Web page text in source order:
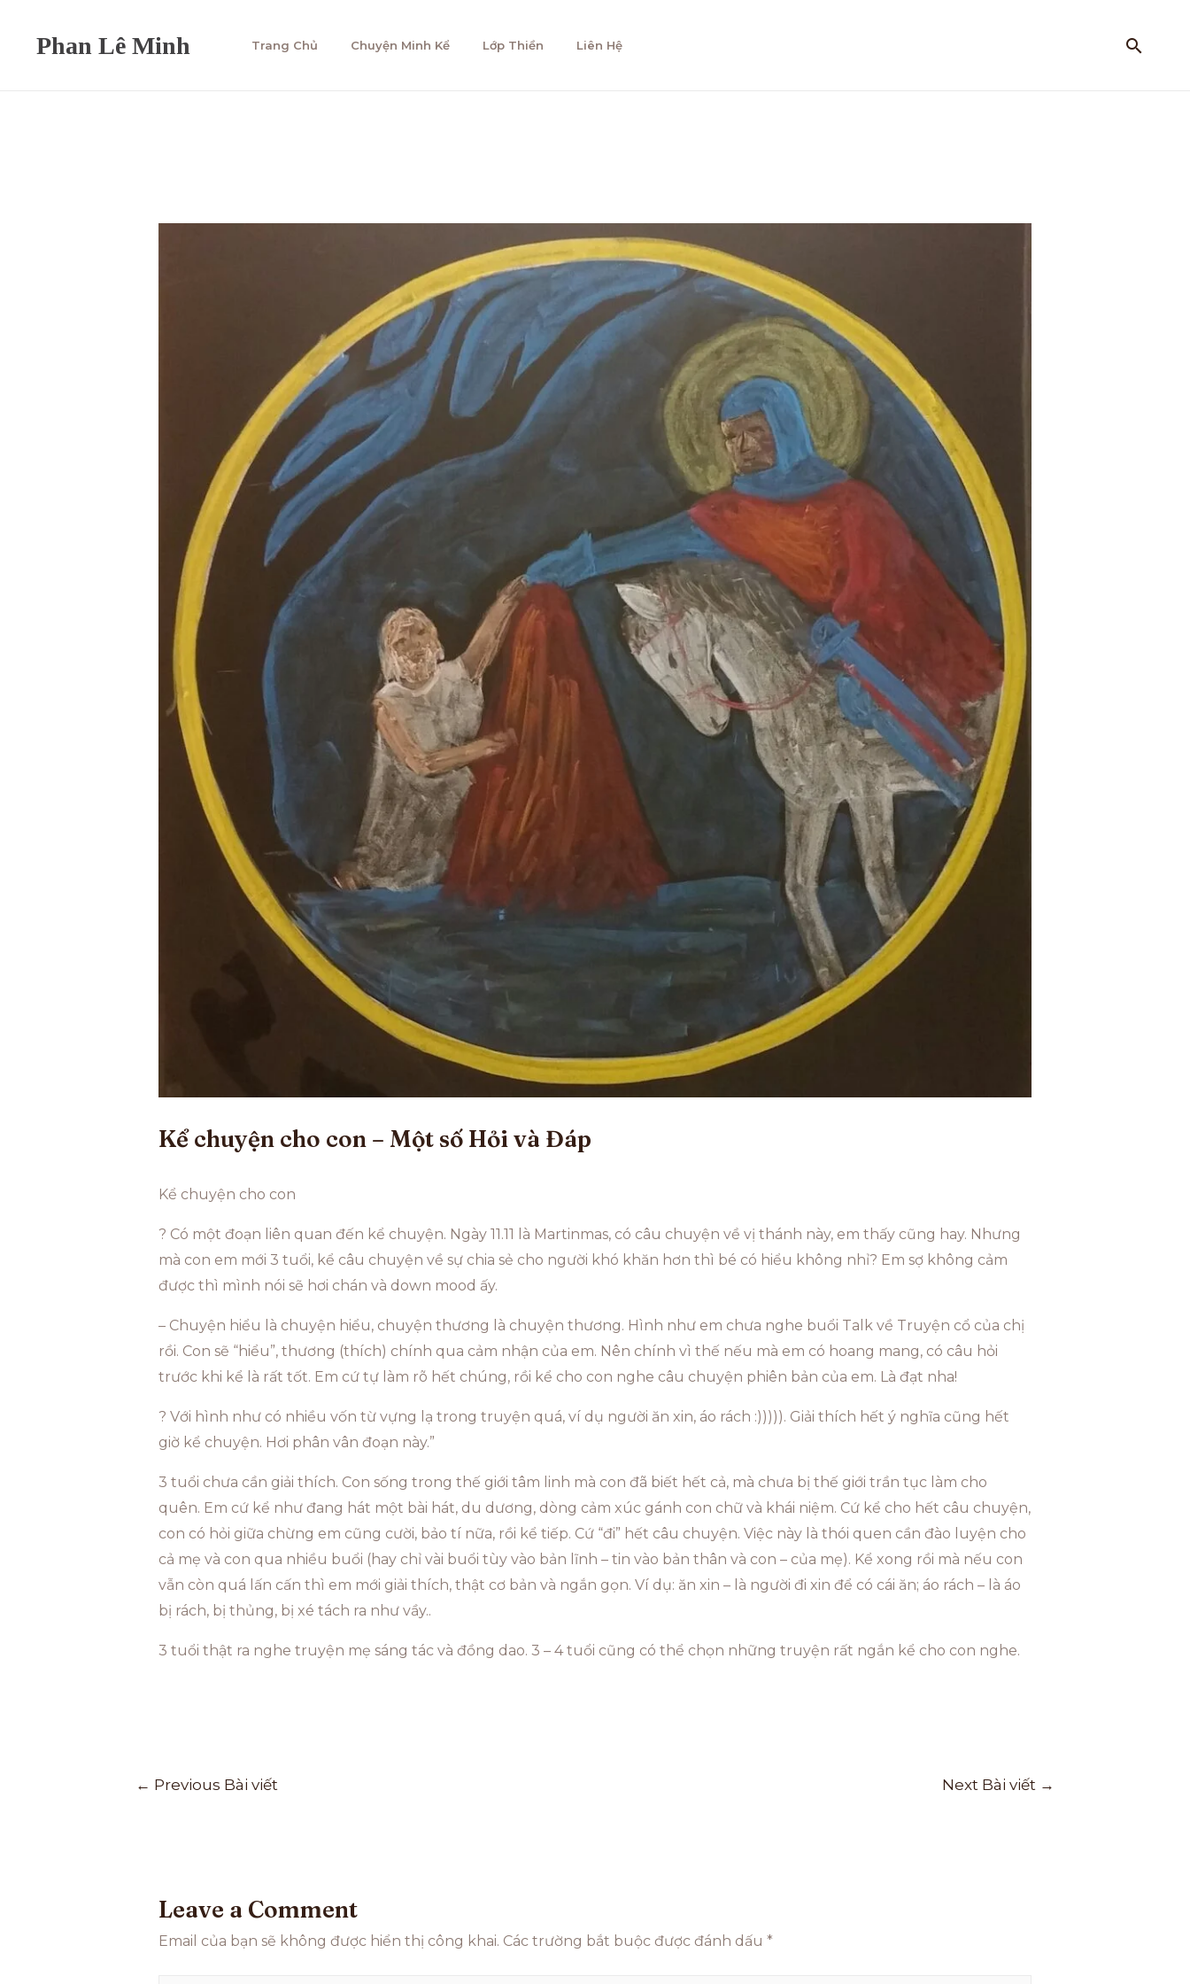
Trang Chủ Chuyện Minh Kể Lớp Thiền Liên Hệ
Kể chuyện cho con – Một số Hỏi và Đáp
Kể chuyện cho con
? Có một đoạn liên quan đến kể chuyện. Ngày 11.11 là Martinmas, có câu chuyện về vị thánh này, em thấy cũng hay. Nhưng
mà con em mới 3 tuổi, kể câu chuyện về sự chia sẻ cho người khó khăn hơn thì bé có hiểu không nhỉ? Em sợ không cảm
được thì mình nói sẽ hơi chán và down mood ấy.
– Chuyện hiểu là chuyện hiểu, chuyện thương là chuyện thương. Hình như em chưa nghe buổi Talk về Truyện cổ của chị
rồi. Con sẽ “hiểu”, thương (thích) chính qua cảm nhận của em. Nên chính vì thế nếu mà em có hoang mang, có câu hỏi
trước khi kể là rất tốt. Em cứ tự làm rõ hết chúng, rồi kể cho con nghe câu chuyện phiên bản của em. Là đạt nha!
? Với hình như có nhiều vốn từ vựng lạ trong truyện quá, ví dụ người ăn xin, áo rách :))))). Giải thích hết ý nghĩa cũng hết
giờ kể chuyện. Hơi phân vân đoạn này.”
3 tuổi chưa cần giải thích. Con sống trong thế giới tâm linh mà con đã biết hết cả, mà chưa bị thế giới trần tục làm cho
quên. Em cứ kể như đang hát một bài hát, du dương, dòng cảm xúc gánh con chữ và khái niệm. Cứ kể cho hết câu chuyện,
con có hỏi giữa chừng em cũng cười, bảo tí nữa, rồi kể tiếp. Cứ “đi” hết câu chuyện. Việc này là thói quen cần đào luyện cho
cả mẹ và con qua nhiều buổi (hay chỉ vài buổi tùy vào bản lĩnh – tin vào bản thân và con – của mẹ). Kể xong rồi mà nếu con
vẫn còn quá lấn cấn thì em mới giải thích, thật cơ bản và ngắn gọn. Ví dụ: ăn xin – là người đi xin để có cái ăn; áo rách – là áo
bị rách, bị thủng, bị xé tách ra như vầy..
3 tuổi thật ra nghe truyện mẹ sáng tác và đồng dao. 3 – 4 tuổi cũng có thể chọn những truyện rất ngắn kể cho con nghe.
← Previous Bài viết Next Bài viết →
Leave a Comment
Email của bạn sẽ không được hiển thị công khai. Các trường bắt buộc được đánh dấu *